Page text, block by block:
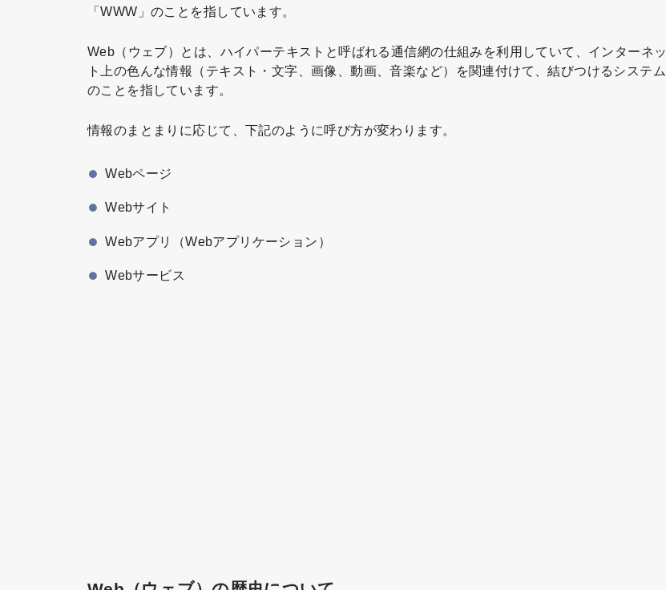
「WWW」のことを指しています。
Web（ウェブ）とは、ハイパーテキストと呼ばれる通信網の仕組みを利用していて、インターネッ
ト上の色んな情報（テキスト・文字、画像、動画、音楽など）を関連付けて、結びつけるシステム
のことを指しています。
情報のまとまりに応じて、下記のように呼び方が変わります。
Webページ
Webサイト
Webアプリ（Webアプリケーション）
Webサービス